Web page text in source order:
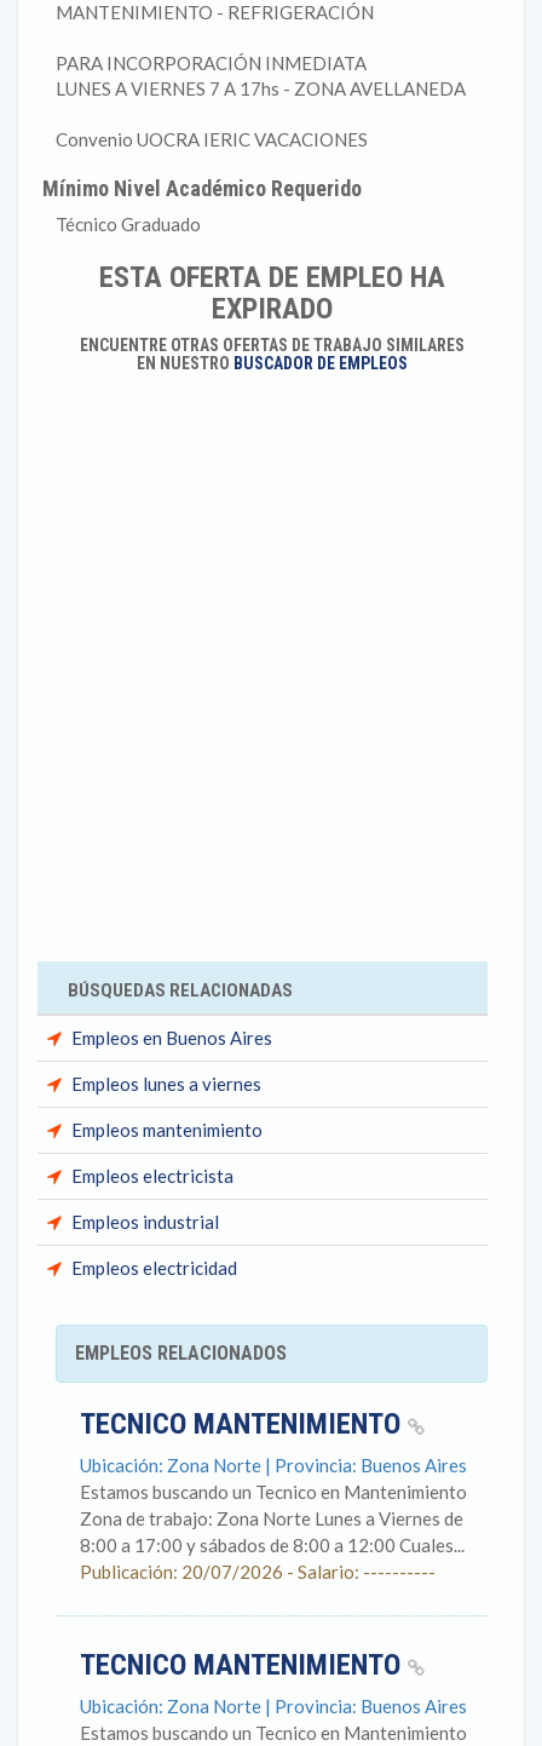
MANTENIMIENTO - REFRIGERACIÓN
PARA INCORPORACIÓN INMEDIATA
LUNES A VIERNES 7 A 17hs - ZONA AVELLANEDA
Convenio UOCRA IERIC VACACIONES
Mínimo Nivel Académico Requerido
Técnico Graduado
ESTA OFERTA DE EMPLEO HA
EXPIRADO
ENCUENTRE OTRAS OFERTAS DE TRABAJO SIMILARES
EN NUESTRO BUSCADOR DE EMPLEOS
BÚSQUEDAS RELACIONADAS
Empleos en Buenos Aires
Empleos lunes a viernes
Empleos mantenimiento
Empleos electricista
Empleos industrial
Empleos electricidad
EMPLEOS RELACIONADOS
TECNICO MANTENIMIENTO
Ubicación: Zona Norte | Provincia: Buenos Aires
Estamos buscando un Tecnico en Mantenimiento
Zona de trabajo: Zona Norte Lunes a Viernes de
8:00 a 17:00 y sábados de 8:00 a 12:00 Cuales...
Publicación: 20/07/2026 - Salario: ----------
TECNICO MANTENIMIENTO
Ubicación: Zona Norte | Provincia: Buenos Aires
Estamos buscando un Tecnico en Mantenimiento